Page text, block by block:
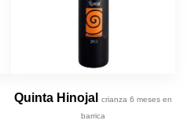
Quinta Hinojal
crianza 6 meses en
barrica